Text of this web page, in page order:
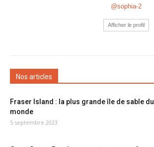
@sophia-2
Afficher le profil
Nos articles
Fraser Island : la plus grande île de sable du
monde
5 septembre 2023